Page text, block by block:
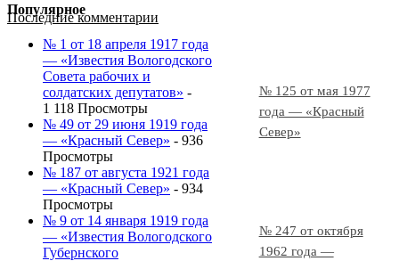
№ 125 от мая 1977
года — «Красный
Север»
№ 247 от октября
1962 года —
Последние комментарии
Популярное
№ 1 от 18 апреля 1917 года
— «Известия Вологодского
Совета рабочих и
солдатских депутатов» -
1 118 Просмотры
№ 49 от 29 июня 1919 года
— «Красный Север» - 936
Просмотры
№ 187 от августа 1921 года
— «Красный Север» - 934
Просмотры
№ 9 от 14 января 1919 года
— «Известия Вологодского
Губернского